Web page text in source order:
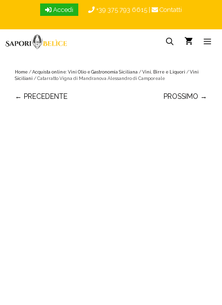
Accedi +39 375 793 6615 Contatti
Home / Acquista online: Vini Olio e Gastronomia Siciliana / Vini, Birre e Liquori / Vini
Siciliani / Catarratto Vigna di Mandranova Alessandro di Camporeale
← PRECEDENTE PROSSIMO →